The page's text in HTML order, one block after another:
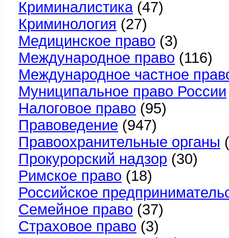
Криминалистика(47)
Криминология (27)
Медицинское право (3)
Международное право (116)
Международное частное
Муниципальное право России
Налоговое право (95)
Правоведение (947)
Правоохранительные органы
Прокурорский надзор (30)
Римское право (18)
Российское
Семейное право (37)
Страховое право (3)